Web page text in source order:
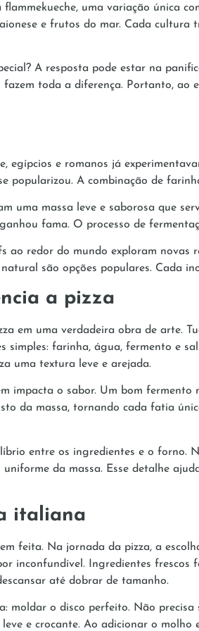
uma variação única
e frutos do mar. Cada
A resposta pode estar na
toda a diferença. Portanto, ao
egípcios e romanos já
popularizou. A combinação de
uma massa leve e saborosa que
fama. O processo de
ao redor do mundo exploram novas
são opções populares. Cada
a pizza
em uma verdadeira obra de arte.
simples: farinha, água, fermento e
uma textura leve e arejada.
impacta o sabor. Um bom
da massa, tornando cada fatia
entre os ingredientes e o forno.
da massa. Esse detalhe
italiana
feita. Na jornada da pizza, a
inconfundível. Ingredientes
até dobrar de tamanho.
moldar o disco perfeito. Não
e crocante. Ao adicionar o